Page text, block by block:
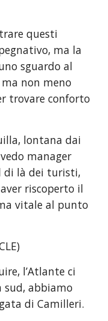
questi
ma la
sguardo al
non meno
trovare conforto
lontana dai
manager
di là dei turisti,
riscoperto il
vitale al punto
l’Atlante ci
abbiamo
di Camilleri.